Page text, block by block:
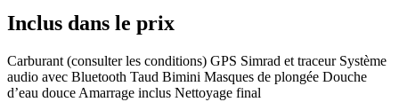
Inclus dans le prix
Carburant (consulter les conditions) GPS Simrad et traceur Système
audio avec Bluetooth Taud Bimini Masques de plongée Douche
d’eau douce Amarrage inclus Nettoyage final